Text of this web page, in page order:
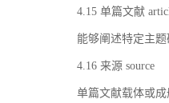
4.15 单篇文献
能够阐述特定主
4.16 来源 source
单篇文献载体或